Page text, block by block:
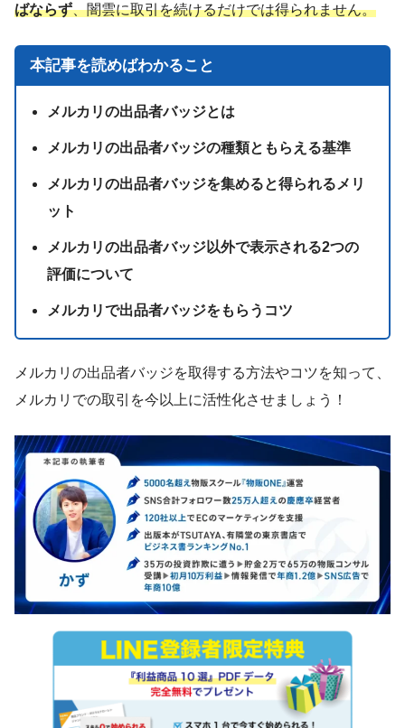
ばならず、闇雲に取引を続けるだけでは得られません。
本記事を読めばわかること
メルカリの出品者バッジとは
メルカリの出品者バッジの種類ともらえる基準
メルカリの出品者バッジを集めると得られるメリ
ット
メルカリの出品者バッジ以外で表示される2つの
評価について
メルカリで出品者バッジをもらうコツ
メルカリの出品者バッジを取得する方法やコツを知って、
メルカリでの取引を今以上に活性化させましょう！